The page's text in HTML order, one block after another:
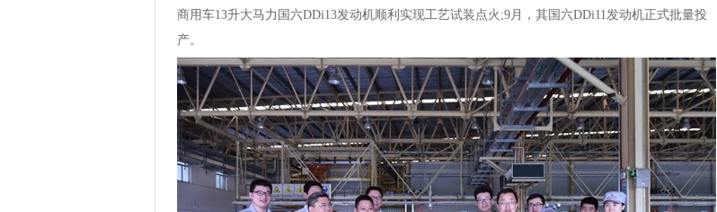
商用车13升大马力国六DDi13发动机顺利实现工艺试装点火;9月，其国六DDi11发动机正式批量投
产。